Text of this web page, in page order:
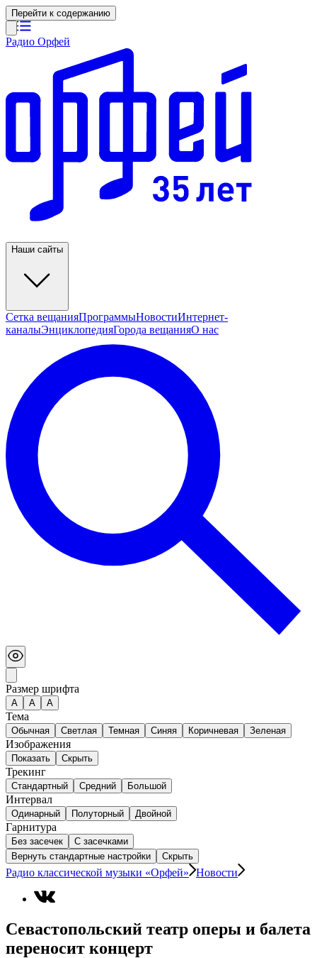
Перейти к содержанию
Радио Орфей
Наши сайты
Сетка вещанияПрограммыНовостиИнтернет-
каналыЭнциклопедияГорода вещанияО нас
Размер шрифта
А A A
Тема
Обычная Светлая Темная Синяя Коричневая Зеленая
Изображения
Показать Скрыть
Трекинг
Стандартный Средний Большой
Интервал
Одинарный Полуторный Двойной
Гарнитура
Без засечек
С засечками
Вернуть стандартные настройки
Скрыть
Радио классической музыки «Орфей» Новости
Севастопольский театр оперы и балета
переносит концерт